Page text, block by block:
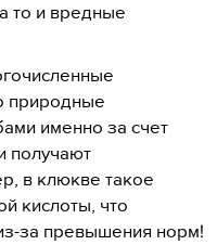
то и вредные
природные
именно за счет
получают
в клюкве такое
кислоты, что
за превышения норм!